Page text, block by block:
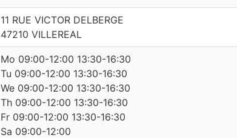
11 RUE VICTOR DELBERGE
47210 VILLEREAL
Mo 09:00-12:00 13:30-16:30
Tu 09:00-12:00 13:30-16:30
We 09:00-12:00 13:30-16:30
Th 09:00-12:00 13:30-16:30
Fr 09:00-12:00 13:30-16:30
Sa 09:00-12:00